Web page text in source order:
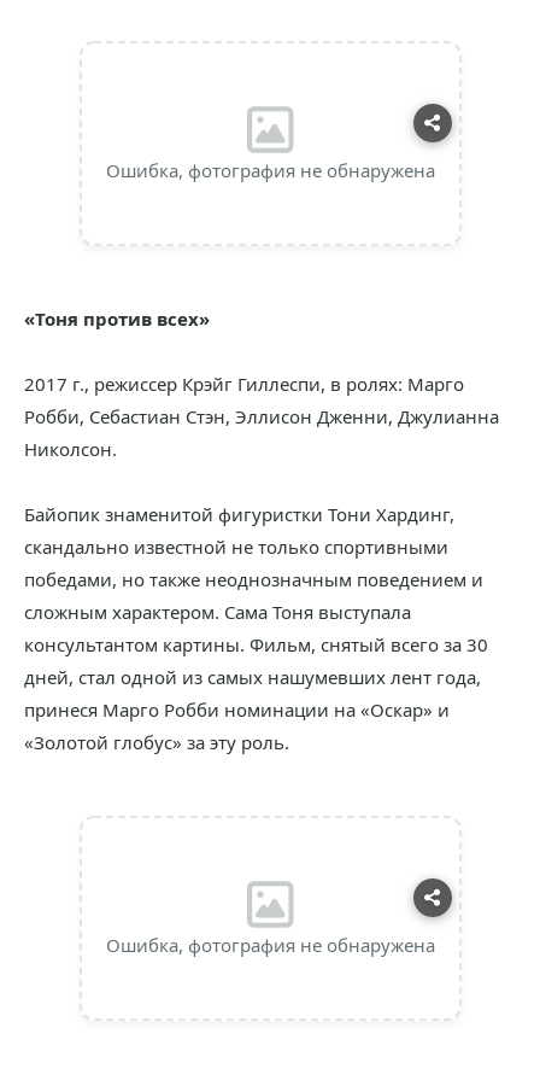
Ошибка, фотография не обнаружена
«Тоня против всех»
2017 г., режиссер Крэйг Гиллеспи, в ролях: Марго
Робби, Себастиан Стэн, Эллисон Дженни, Джулианна
Николсон.
Байопик знаменитой фигуристки Тони Хардинг,
скандально известной не только спортивными
победами, но также неоднозначным поведением и
сложным характером. Сама Тоня выступала
консультантом картины. Фильм, снятый всего за 30
дней, стал одной из самых нашумевших лент года,
принеся Марго Робби номинации на «Оскар» и
«Золотой глобус» за эту роль.
Ошибка, фотография не обнаружена